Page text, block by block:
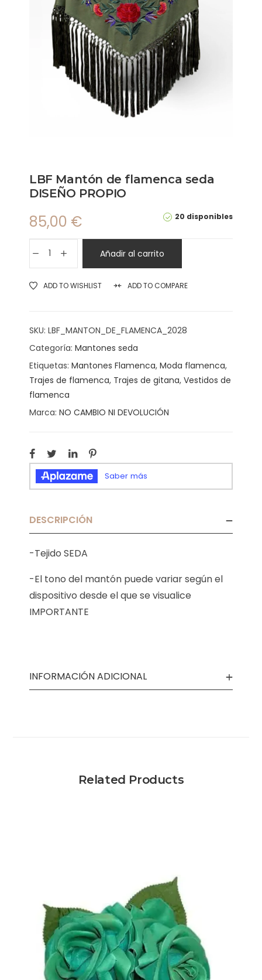
LBF Mantón de flamenca seda
DISEÑO PROPIO
20 disponibles
85,00 €
Añadir al carrito
ADD TO WISHLIST ADD TO COMPARE
SKU: LBF_MANTON_DE_FLAMENCA_2028
Categoría: Mantones seda
Etiquetas: Mantones Flamenca, Moda flamenca,
Trajes de flamenca, Trajes de gitana, Vestidos de
flamenca
Marca: NO CAMBIO NI DEVOLUCIÓN
DESCRIPCIÓN
-Tejido SEDA
-El tono del mantón puede variar según el
dispositivo desde el que se visualice
IMPORTANTE
INFORMACIÓN ADICIONAL
Related Products